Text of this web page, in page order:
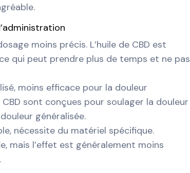
moins précis. L’huile de CBD est
qui peut prendre plus de temps et ne pas
moins efficace pour la douleur
sont conçues pour soulager la douleur
généralisée.
nécessite du matériel spécifique.
mais l’effet est généralement moins